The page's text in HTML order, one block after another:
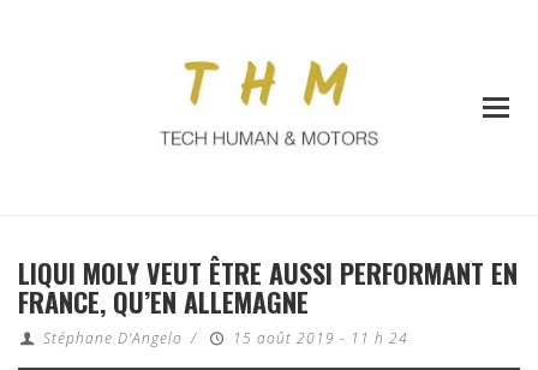
LIQUI MOLY VEUT ÊTRE AUSSI PERFORMANT EN
FRANCE, QU’EN ALLEMAGNE
Stéphane D'Angelo / 15 août 2019 - 11 h 24